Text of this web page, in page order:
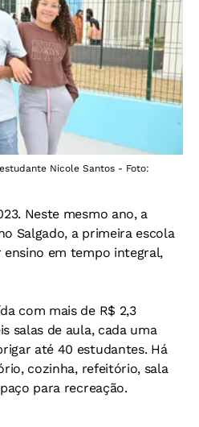
Nicole Santos - Foto:
Neste mesmo ano, a
Salgado, a primeira escola
em tempo integral,
com mais de R$ 2,3
salas de aula, cada uma
até 40 estudantes. Há
cozinha, refeitório, sala
para recreação.